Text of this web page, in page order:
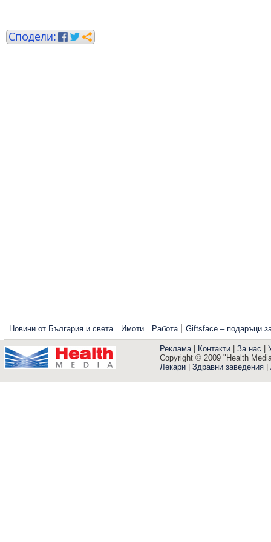
Новини от България и света Имоти Работа Giftsface – подаръци
Реклама| Контакти За нас
Copyright © 2009 "Health
Лекари
Здравни заведения